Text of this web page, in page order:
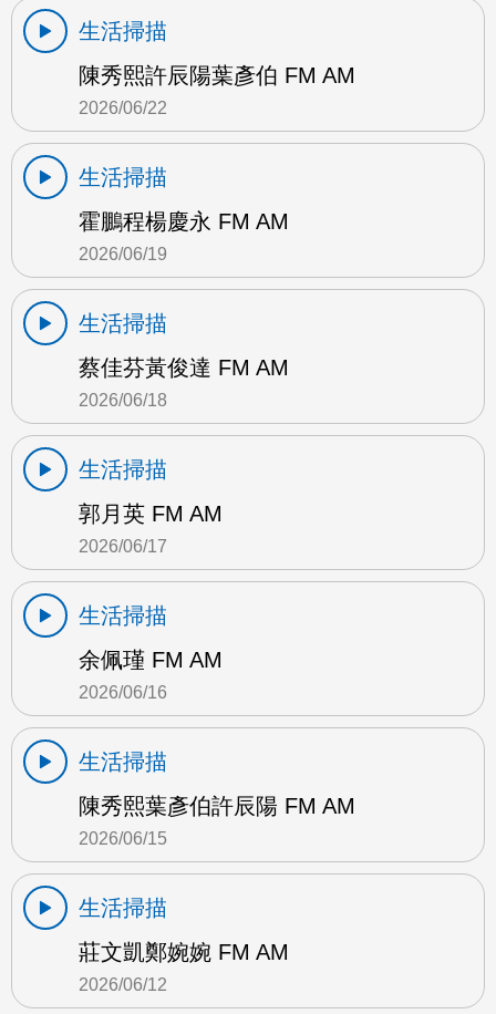
生活掃描
陳秀熙許辰陽葉彥伯 FM AM
2026/06/22
生活掃描
霍鵬程楊慶永 FM AM
2026/06/19
生活掃描
蔡佳芬黃俊達 FM AM
2026/06/18
生活掃描
郭月英 FM AM
2026/06/17
生活掃描
余佩瑾 FM AM
2026/06/16
生活掃描
陳秀熙葉彥伯許辰陽 FM AM
2026/06/15
生活掃描
莊文凱鄭婉婉 FM AM
2026/06/12